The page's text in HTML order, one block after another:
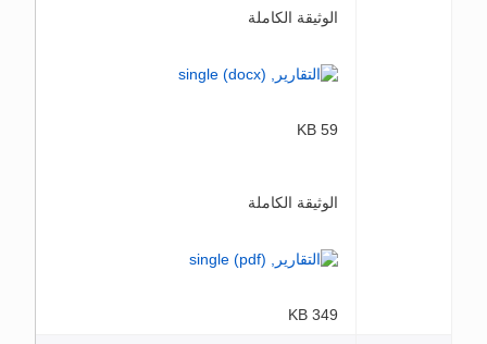
الوثيقة الكاملة
59 KB
الوثيقة الكاملة
349 KB